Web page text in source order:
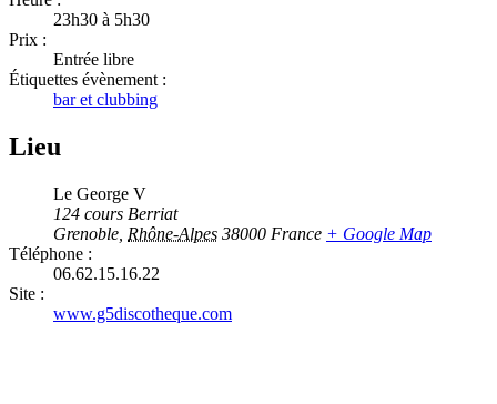
23h30 à 5h30
Prix :
Entrée libre
Étiquettes évènement :
bar et clubbing
Lieu
Le George V
124 cours Berriat
Grenoble Rhône-Alpes 38000 France + Google Map
Téléphone :
06.62.15.16.22
Site :
www.g5discotheque.com